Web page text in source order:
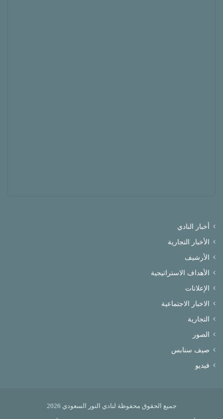
أخبار النادي
الأخبار التجارية
الأرشيف
الأهداف الاستراتيجية
الإعلانات
الاخبار الاجتماعية
التجارية
الصور
صيف سنابس
فيديو
جميع الحقوق محفوظة لنادي النور السعودي 2026